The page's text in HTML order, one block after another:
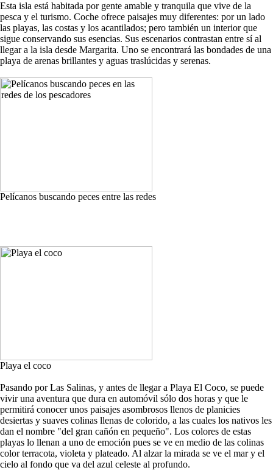
Esta isla está habitada por gente amable y tranquila que vive de la
pesca y el turismo. Coche ofrece paisajes muy diferentes: por un lado
las playas, las costas y los acantilados; pero también un interior que
sigue conservando sus esencias. Sus escenarios contrastan entre sí al
llegar a la isla desde Margarita. Uno se encontrará las bondades de una
playa de arenas brillantes y aguas traslúcidas y serenas.
Pelícanos buscando peces entre las redes
Playa el coco
Pasando por Las Salinas, y antes de llegar a Playa El Coco, se puede
vivir una aventura que dura en automóvil sólo dos horas y que le
permitirá conocer unos paisajes asombrosos llenos de planicies
desiertas y suaves colinas llenas de colorido, a las cuales los nativos les
dan el nombre "del gran cañón en pequeño". Los colores de estas
playas lo llenan a uno de emoción pues se ve en medio de las colinas
color terracota, violeta y plateado. Al alzar la mirada se ve el mar y el
cielo al fondo que va del azul celeste al profundo.